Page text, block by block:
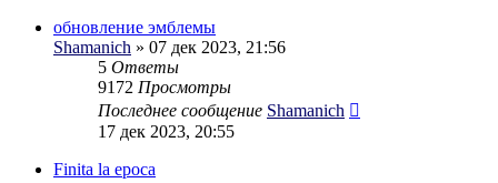
обновление эмблемы
Shamanich » 07 дек 2023, 21:56
5 Ответы
9172 Просмотры
Последнее сообщение Shamanich
17 дек 2023, 20:55
Finita la epoca